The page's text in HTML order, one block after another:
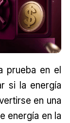
prueba en el
si la energía
en una
energía en la